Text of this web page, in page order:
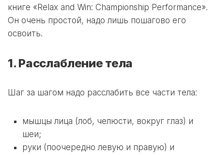
книге «Relax and Win: Championship Performance».
Он очень простой, надо лишь пошагово его
освоить.
1. Расслабление тела
Шаг за шагом надо расслабить все части тела:
мышцы лица (лоб, челюсти, вокруг глаз) и
шеи;
руки (поочередно левую и правую) и